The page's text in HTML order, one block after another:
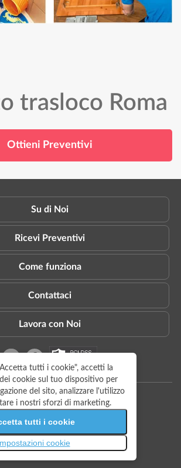
trasloco Roma
Ottieni Preventivi
Su di Noi
Ricevi Preventivi
Come funziona
Contattaci
Lavora con Noi
Termini e condizioni Su di Noi
2026 AnyVan Ltd. All rights reserved.